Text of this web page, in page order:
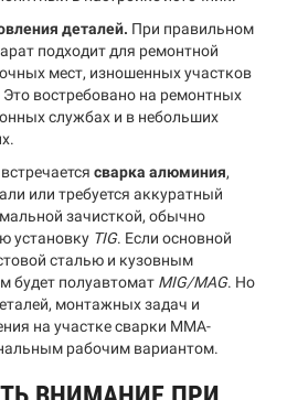
деталей. При правильном
подходит для ремонтной
мест, изношенных участков
Это востребовано на ремонтных
службах и в небольших
сварка алюминия,
или требуется аккуратный
зачисткой, обычно
установку TIG. Если основной
сталью и кузовным
будет полуавтомат MIG/MAG. Но
монтажных задач и
на участке сварки MMA-
рабочим вариантом.